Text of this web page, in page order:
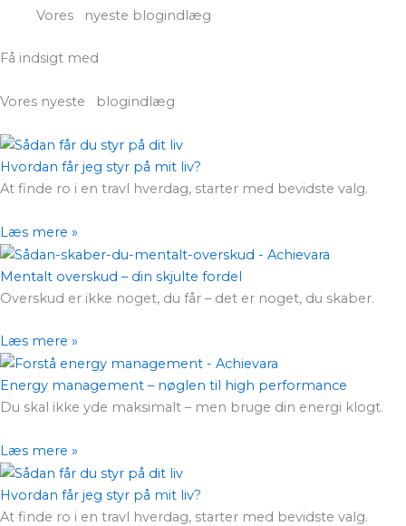
Vores nyeste blogindlæg
Få indsigt med
Vores nyeste blogindlæg
Hvordan får jeg styr på mit liv?
At finde ro i en travl hverdag, starter med bevidste valg.
Læs mere »
Mentalt overskud – din skjulte fordel
Overskud er ikke noget, du får – det er noget, du skaber.
Læs mere »
Energy management – nøglen til high performance
Du skal ikke yde maksimalt – men bruge din energi klogt.
Læs mere »
Hvordan får jeg styr på mit liv?
At finde ro i en travl hverdag, starter med bevidste valg.